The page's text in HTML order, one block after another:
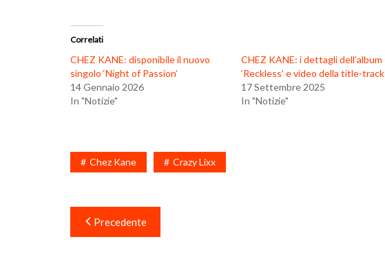
Correlati
CHEZ KANE: disponibile il nuovo
singolo ‘Night of Passion’
14 Gennaio 2026
In "Notizie"
CHEZ KANE: i dettagli dell’album
‘Reckless’ e video della title-track
17 Settembre 2025
In "Notizie"
Chez Kane Crazy Lixx
Navigazione
articoli
Precedente